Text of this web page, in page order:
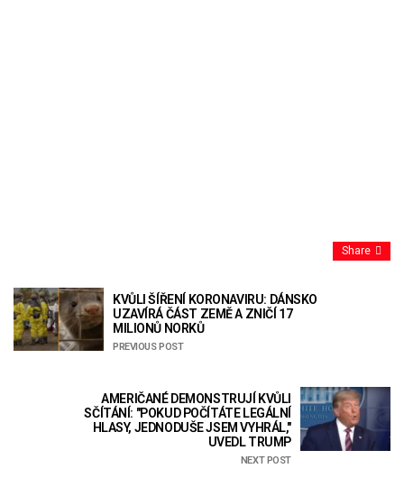
Share
KVŮLI ŠÍŘENÍ KORONAVIRU: DÁNSKO
UZAVÍRÁ ČÁST ZEMĚ A ZNIČÍ 17
MILIONŮ NORKŮ
PREVIOUS POST
AMERIČANÉ DEMONSTRUJÍ KVŮLI
SČÍTÁNÍ: "POKUD POČÍTÁTE LEGÁLNÍ
HLASY, JEDNODUŠE JSEM VYHRÁL,"
UVEDL TRUMP
NEXT POST